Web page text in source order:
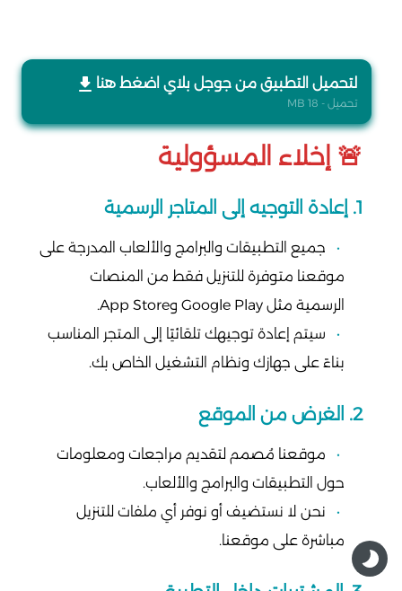
لتحميل التطبيق من جوجل بلاي اضغط هنا
تحميل - 18 MB
🚨 إخلاء المسؤولية
1. إعادة التوجيه إلى المتاجر الرسمية
جميع التطبيقات والبرامج والألعاب المدرجة على
موقعنا متوفرة للتنزيل فقط من المنصات
الرسمية مثل Google Play وApp Store.
سيتم إعادة توجيهك تلقائيًا إلى المتجر المناسب
بناءً على جهازك ونظام التشغيل الخاص بك.
2. الغرض من الموقع
موقعنا مُصمم لتقديم مراجعات ومعلومات
حول التطبيقات والبرامج والألعاب.
نحن لا نستضيف أو نوفر أي ملفات للتنزيل
مباشرة على موقعنا.